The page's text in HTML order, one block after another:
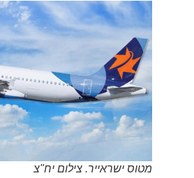
מטוס ישראייר. צילום יח"צ